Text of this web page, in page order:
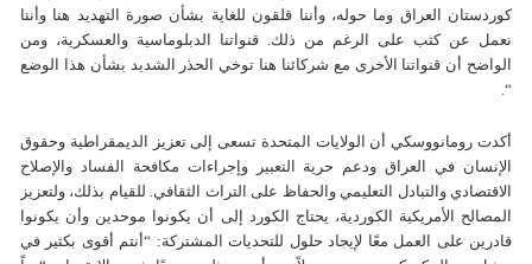
كوردستان العراق وما حوله، وأننا قلقون للغاية بشأن صورة التهديد هنا وأننا
نعمل عن كثب على الرغم من ذلك. قنواتنا الدبلوماسية والعسكرية، ومن
الواضح أن قنواتنا الأخرى مع شركائنا هنا توخي الحذر الشديد بشأن هذا الوضع
“.
أكدت رومانووسكي أن الولايات المتحدة تسعى إلى تعزيز الديمقراطية وحقوق
الإنسان في العراق ودعم حرية التعبير وإجراءات مكافحة الفساد والإصلاح
الاقتصادي والتبادل التعليمي والحفاظ على التراث الثقافي. للقيام بذلك، ولتعزيز
المصالح الأمريكية الكوردیة، يحتاج الكورد إلى أن يكونوا موحدين وأن يكونوا
قادرين على العمل معًا لإيجاد حلول للتحديات المشتركة: “أنتم أقوى بكثير في